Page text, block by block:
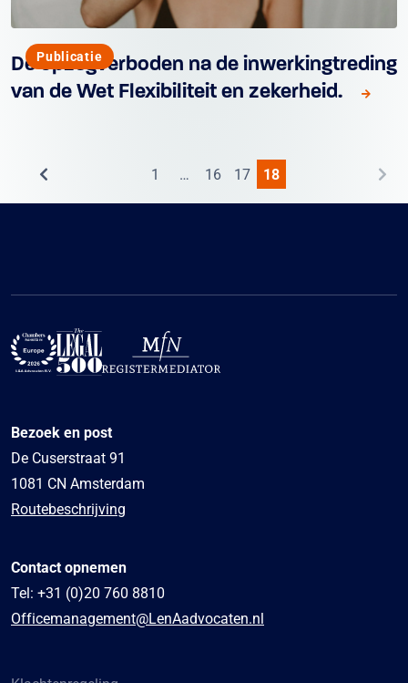
Publicatie
De opzegverboden na de inwerkingtreding
van de Wet Flexibiliteit en zekerheid.
1 … 16 17 18
Bezoek en post
De Cuserstraat 91
1081 CN Amsterdam
Routebeschrijving
Contact opnemen
Tel: +31 (0)20 760 8810
Officemanagement@LenAadvocaten.nl